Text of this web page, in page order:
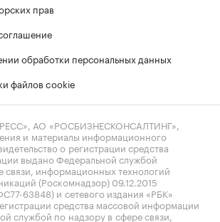
прав
обработки персональных данных
файлов cookie
АО «РОСБИЗНЕСКОНСАЛТИНГ»,
и материалы информационного
о регистрации средства
выдано Федеральной службой
связи, информационных технологий
(Роскомнадзор) 09.12.2015
63848) и сетевого издания «РБК»
средства массовой информации
службой по надзору в сфере связи,